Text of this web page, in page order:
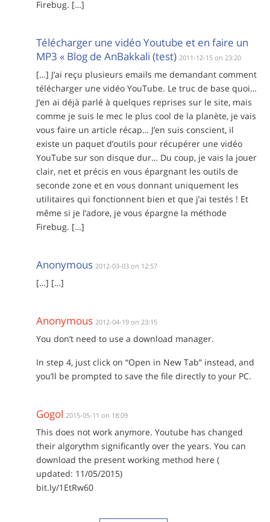
Firebug. […]
Télécharger une vidéo Youtube et en faire un
MP3 « Blog de AnBakkali (test) 2011-12-15 on 23:20
[…] J’ai reçu plusieurs emails me demandant comment
télécharger une vidéo YouTube. Le truc de base quoi…
J’en ai déjà parlé à quelques reprises sur le site, mais
comme je suis le mec le plus cool de la planète, je vais
vous faire un article récap… J’en suis conscient, il
existe un paquet d’outils pour récupérer une vidéo
YouTube sur son disque dur… Du coup, je vais la jouer
clair, net et précis en vous épargnant les outils de
seconde zone et en vous donnant uniquement les
utilitaires qui fonctionnent bien et que j’ai testés ! Et
même si je l’adore, je vous épargne la méthode
Firebug. […]
Anonymous 2012-03-03 on 12:57
[…] […]
Anonymous 2012-04-19 on 23:15
You don’t need to use a download manager.
In step 4, just click on “Open in New Tab” instead, and
you’ll be prompted to save the file directly to your PC.
Gogol 2015-05-11 on 18:09
This does not work anymore. Youtube has changed
their algorythm significantly over the years. You can
download the present working method here (
updated: 11/05/2015)
bit.ly/1EtRw60